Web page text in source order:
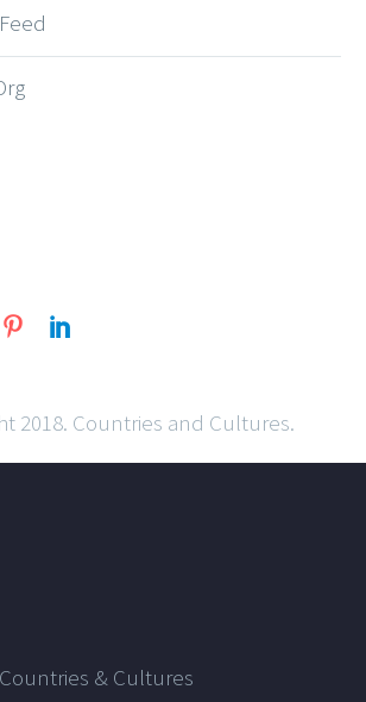
2018. Countries and Cultures.
& Cultures